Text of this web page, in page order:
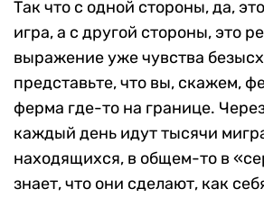
Так что с одной стороны, да,
игра, а с другой стороны, это
выражение уже чувства
представьте, что вы, скажем,
ферма где-то на границе.
каждый день идут тысячи
находящихся, в общем-то в
знает, что они сделают, как